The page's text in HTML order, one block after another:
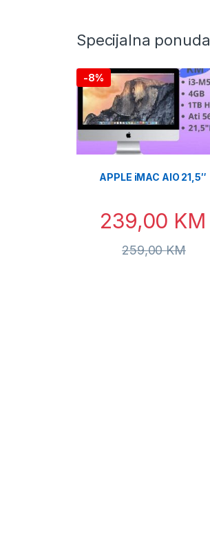
Specijalna ponuda
-8%
APPLE iMAC AIO 21,5″
239,00 KM
259,00KM